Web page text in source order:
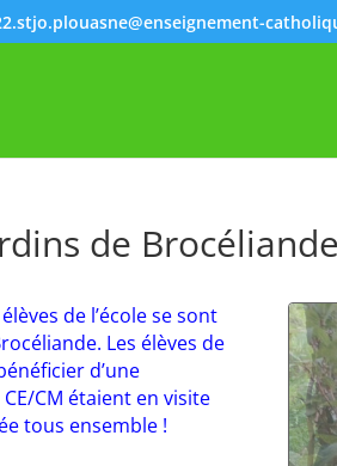
de Brocéliande
de l’école se sont
Les élèves de
d’une
CM étaient en visite
tous ensemble !